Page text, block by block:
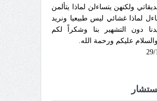
ولكنهن يتساءلن لماذا يتألمن
لماذا غشائي ليس طبيعيا ونريد
دون التشهير بنا وشكراً لكم
عليكم ورحمة الله.
29/